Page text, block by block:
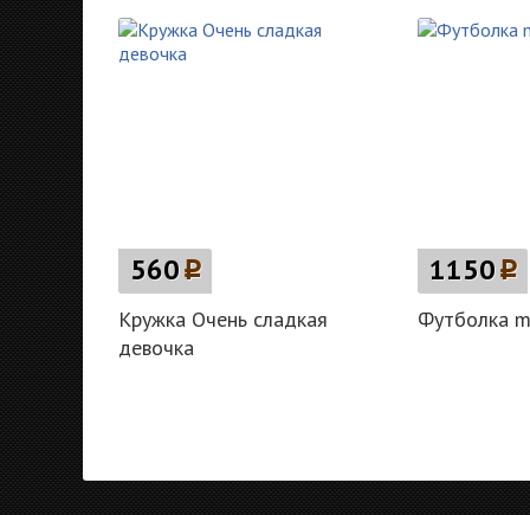
560p
Кружка Очень сладкая
девочка
1150p
Футболка